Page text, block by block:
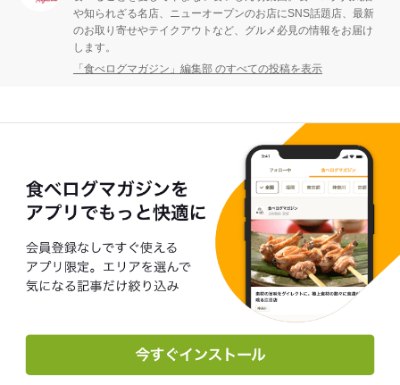
や知られざる名店、ニューオープンのお店にSNS話題店、最新
のお取り寄せやテイクアウトなど、グルメ必見の情報をお届け
します。
「食べログマガジン」編集部 のすべての投稿を表示